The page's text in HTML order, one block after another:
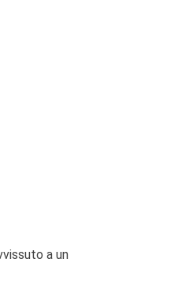
a un